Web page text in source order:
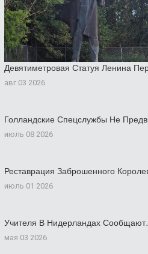
Девятиметровая Статуя Ленина
авг 03 2026
Голландские Спецслужбы Не
июль 08 2026
Реставрация Заброшенного
июль 01 2026
Учителя В Нидерландах
мая 03 2026